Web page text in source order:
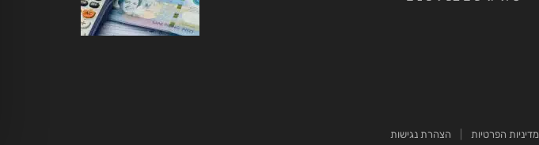
מדיניות הפרטיות הצהרת נגישות